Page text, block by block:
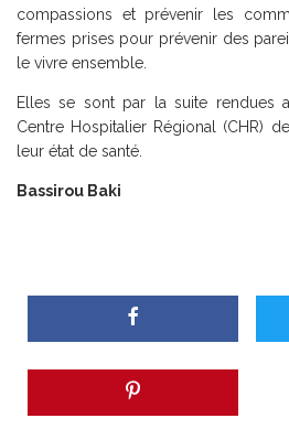
compassions et prévenir les
fermes prises pour prévenir des
le vivre ensemble.
Elles se sont par la suite rendues
Centre Hospitalier Régional (CHR)
leur état de santé.
Bassirou Baki